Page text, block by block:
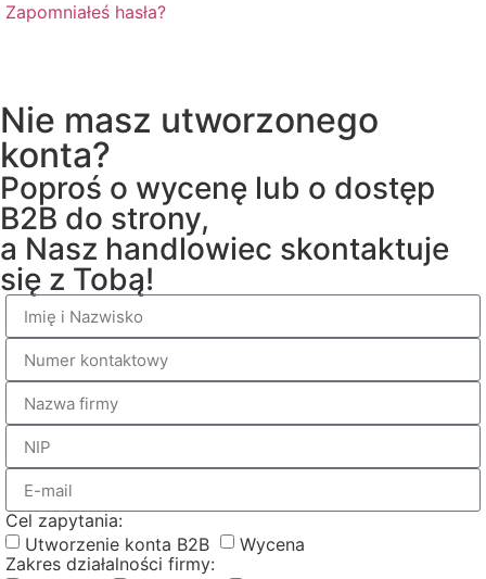
Zapomniałeś hasła?
Nie masz utworzonego
konta?
Poproś o wycenę lub o dostęp
B2B do strony,
a Nasz handlowiec skontaktuje
się z Tobą!
Cel zapytania:
Utworzenie konta B2B
Wycena
Zakres działalności firmy: